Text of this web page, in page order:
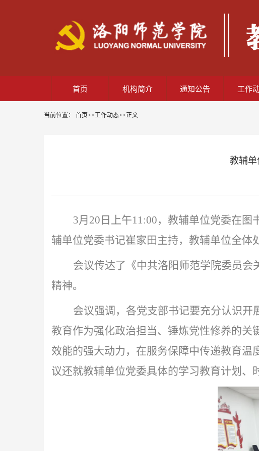
首页 机构简介 通知公告 工作
当前位置： 首页>>工作动态>>正文
教辅
3月20日上午11:00，教辅单位党委在图
辅单位党委书记崔家田主持，教辅单位全体
会议传达了《中共洛阳师范学院委员
精神。
会议强调，各党支部书记要充分认识
教育作为强化政治担当、锤炼党性修养的
效能的强大动力，在服务保障中传递教育
议还就教辅单位党委具体的学习教育计划、